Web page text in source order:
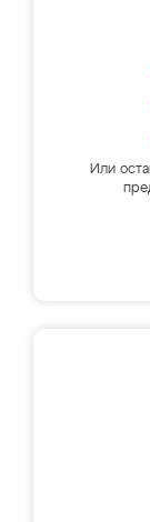
Или